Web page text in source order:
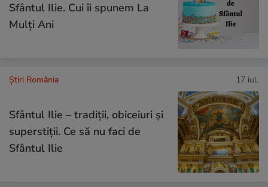
Sfântul Ilie. Cui îi spunem La
Mulți Ani
Știri România 17 iul.
Sfântul Ilie – tradiții, obiceiuri și
superstiții. Ce să nu faci de
Sfântul Ilie